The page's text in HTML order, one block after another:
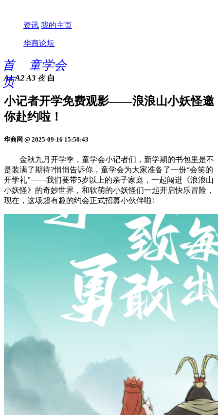
资讯 我的主页
华商论坛
首
页
童学会
A1 A2 A3 夜 白
小记者开学免费观影——浪浪山小妖怪邀
你赴约啦！
华商网 @ 2025-09-16 15:50:43
金秋九月开学季，童学会小记者们，新学期的书包里是不
是装满了期待?悄悄告诉你，童学会为大家准备了一份“会笑的
开学礼”——我们要带5岁以上的亲子家庭，一起闯进《浪浪山
小妖怪》的奇妙世界，和软萌的小妖怪们一起开启快乐冒险，
现在，这场超有趣的约会正式招募小伙伴啦!